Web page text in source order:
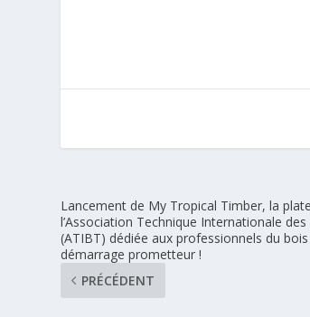
Lancement de My Tropical Timber, la
l’Association Technique Internationale
(ATIBT) dédiée aux professionnels du
démarrage prometteur !
PRÉCÉDENT